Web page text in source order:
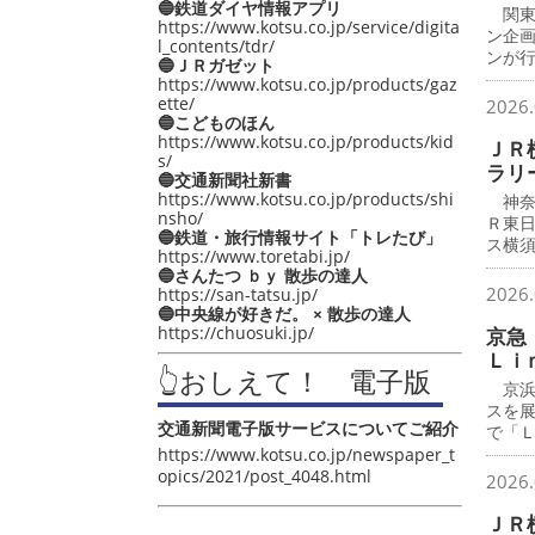
🔵鉄道ダイヤ情報アプリ
https://www.kotsu.co.jp/service/digita
l_contents/tdr/
🔵ＪＲガゼット
https://www.kotsu.co.jp/products/gaz
ette/
🔵こどものほん
https://www.kotsu.co.jp/products/kid
s/
🔵交通新聞社新書
https://www.kotsu.co.jp/products/shi
nsho/
🔵鉄道・旅行情報サイト「トレたび」
https://www.toretabi.jp/
🔵さんたつ ｂｙ 散歩の達人
https://san-tatsu.jp/
🔵中央線が好きだ。 × 散歩の達人
https://chuosuki.jp/
👆おしえて！ 電子版
交通新聞電子版サービスについてご紹介
https://www.kotsu.co.jp/newspaper_t
opics/2021/post_4048.html
関
ン企
ンが
Ｊ
ラリ
神
Ｒ東
ス横
京
Ｌ
京
スを
で「
Ｊ